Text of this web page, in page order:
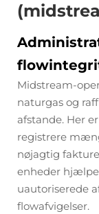
Midstream-
naturgas og
afstande. Her
registrere
nøjagtig
enheder
uautoriserede
flowafvigelser.